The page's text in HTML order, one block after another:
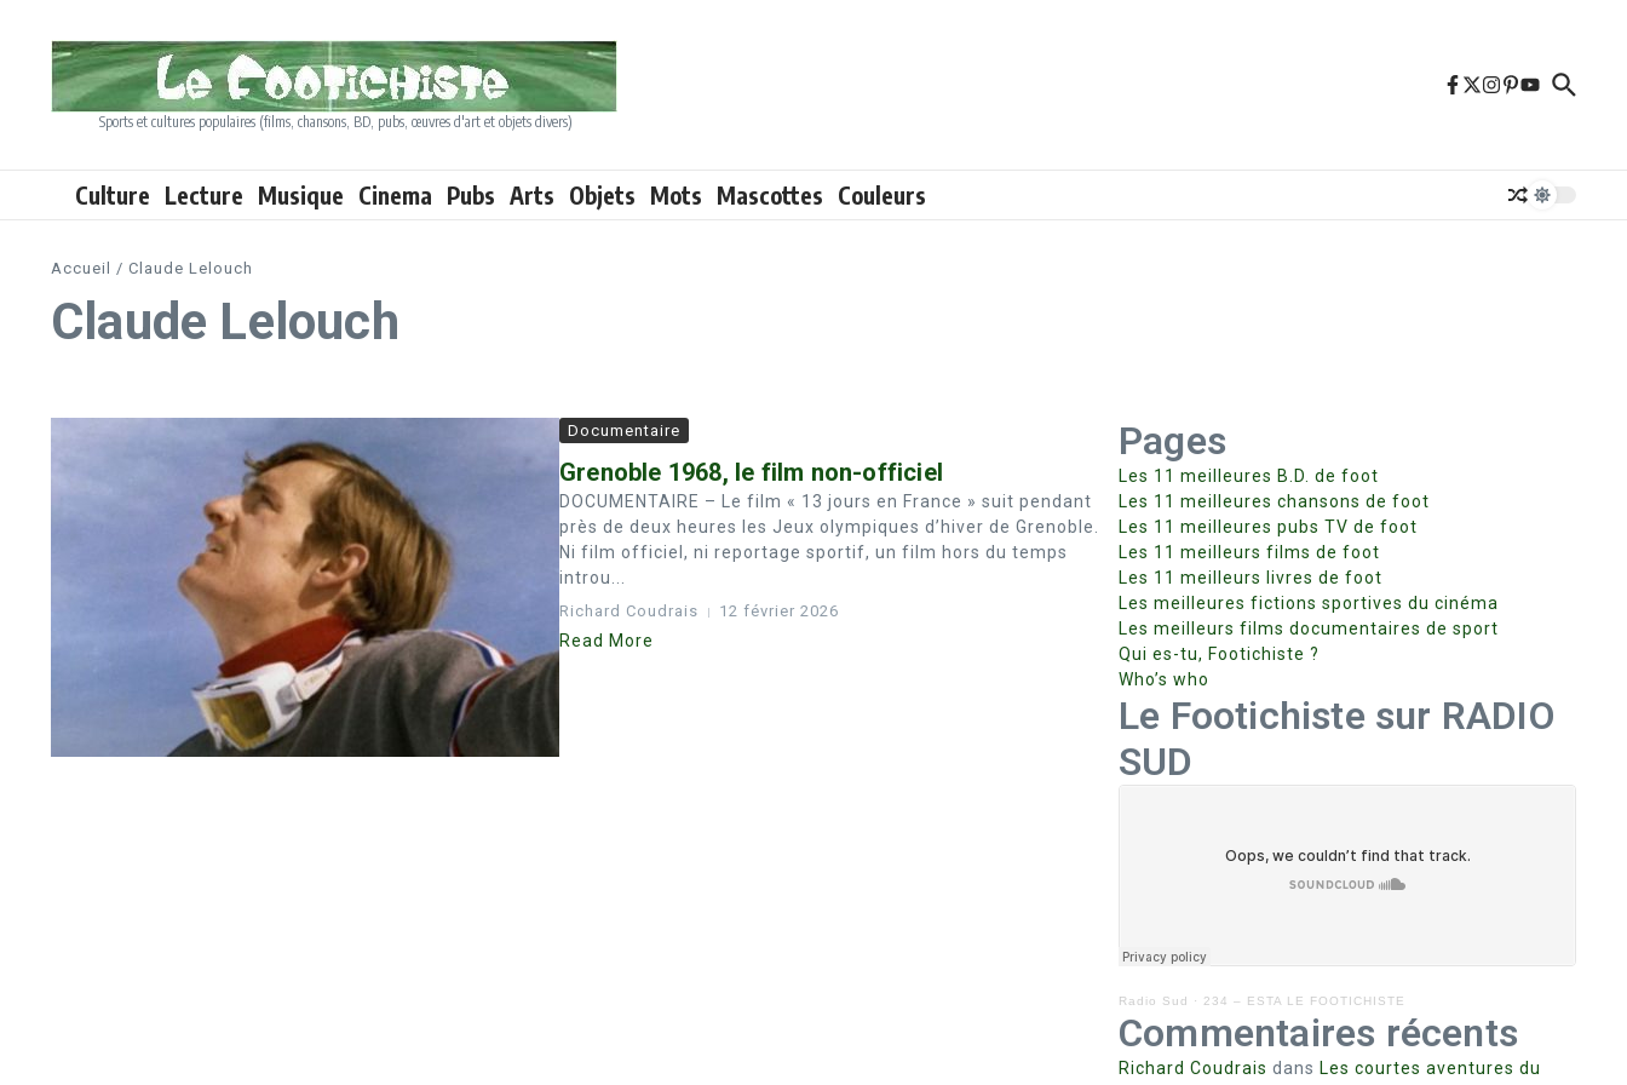
Sports et cultures populaires (films, chansons, BD, pubs, œuvres d'art et objets divers)
Culture Lecture Musique Cinema Pubs Arts Objets Mots Mascottes Couleurs
Accueil / Claude Lelouch
Claude Lelouch
Documentaire
Grenoble 1968, le film non-officiel
DOCUMENTAIRE – Le film « 13 jours en France » suit pendant
près de deux heures les Jeux olympiques d’hiver de Grenoble.
Ni film officiel, ni reportage sportif, un film hors du temps
introu...
Richard Coudrais 12 février 2026
Read More
Pages
Les 11 meilleures B.D. de foot
Les 11 meilleures chansons de foot
Les 11 meilleures pubs TV de foot
Les 11 meilleurs films de foot
Les 11 meilleurs livres de foot
Les meilleures fictions sportives du cinéma
Les meilleurs films documentaires de sport
Qui es-tu, Footichiste ?
Who’s who
Le Footichiste sur RADIO
SUD
Radio Sud · 234 – ESTA LE FOOTICHISTE
Commentaires récents
Richard Coudrais dans Les courtes aventures du